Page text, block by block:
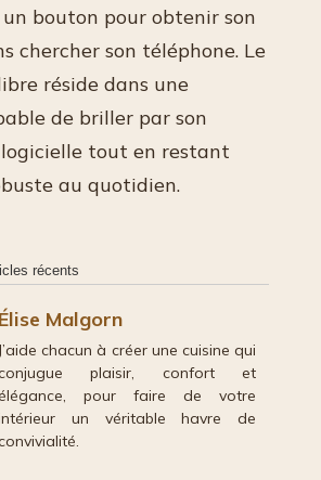
bouton pour obtenir son
chercher son téléphone. Le
réside dans une
de briller par son
tout en restant
au quotidien.
récents
Élise Malgorn
J’aide chacun à créer une cuisine qui
plaisir, confort et
pour faire de votre
un véritable havre de